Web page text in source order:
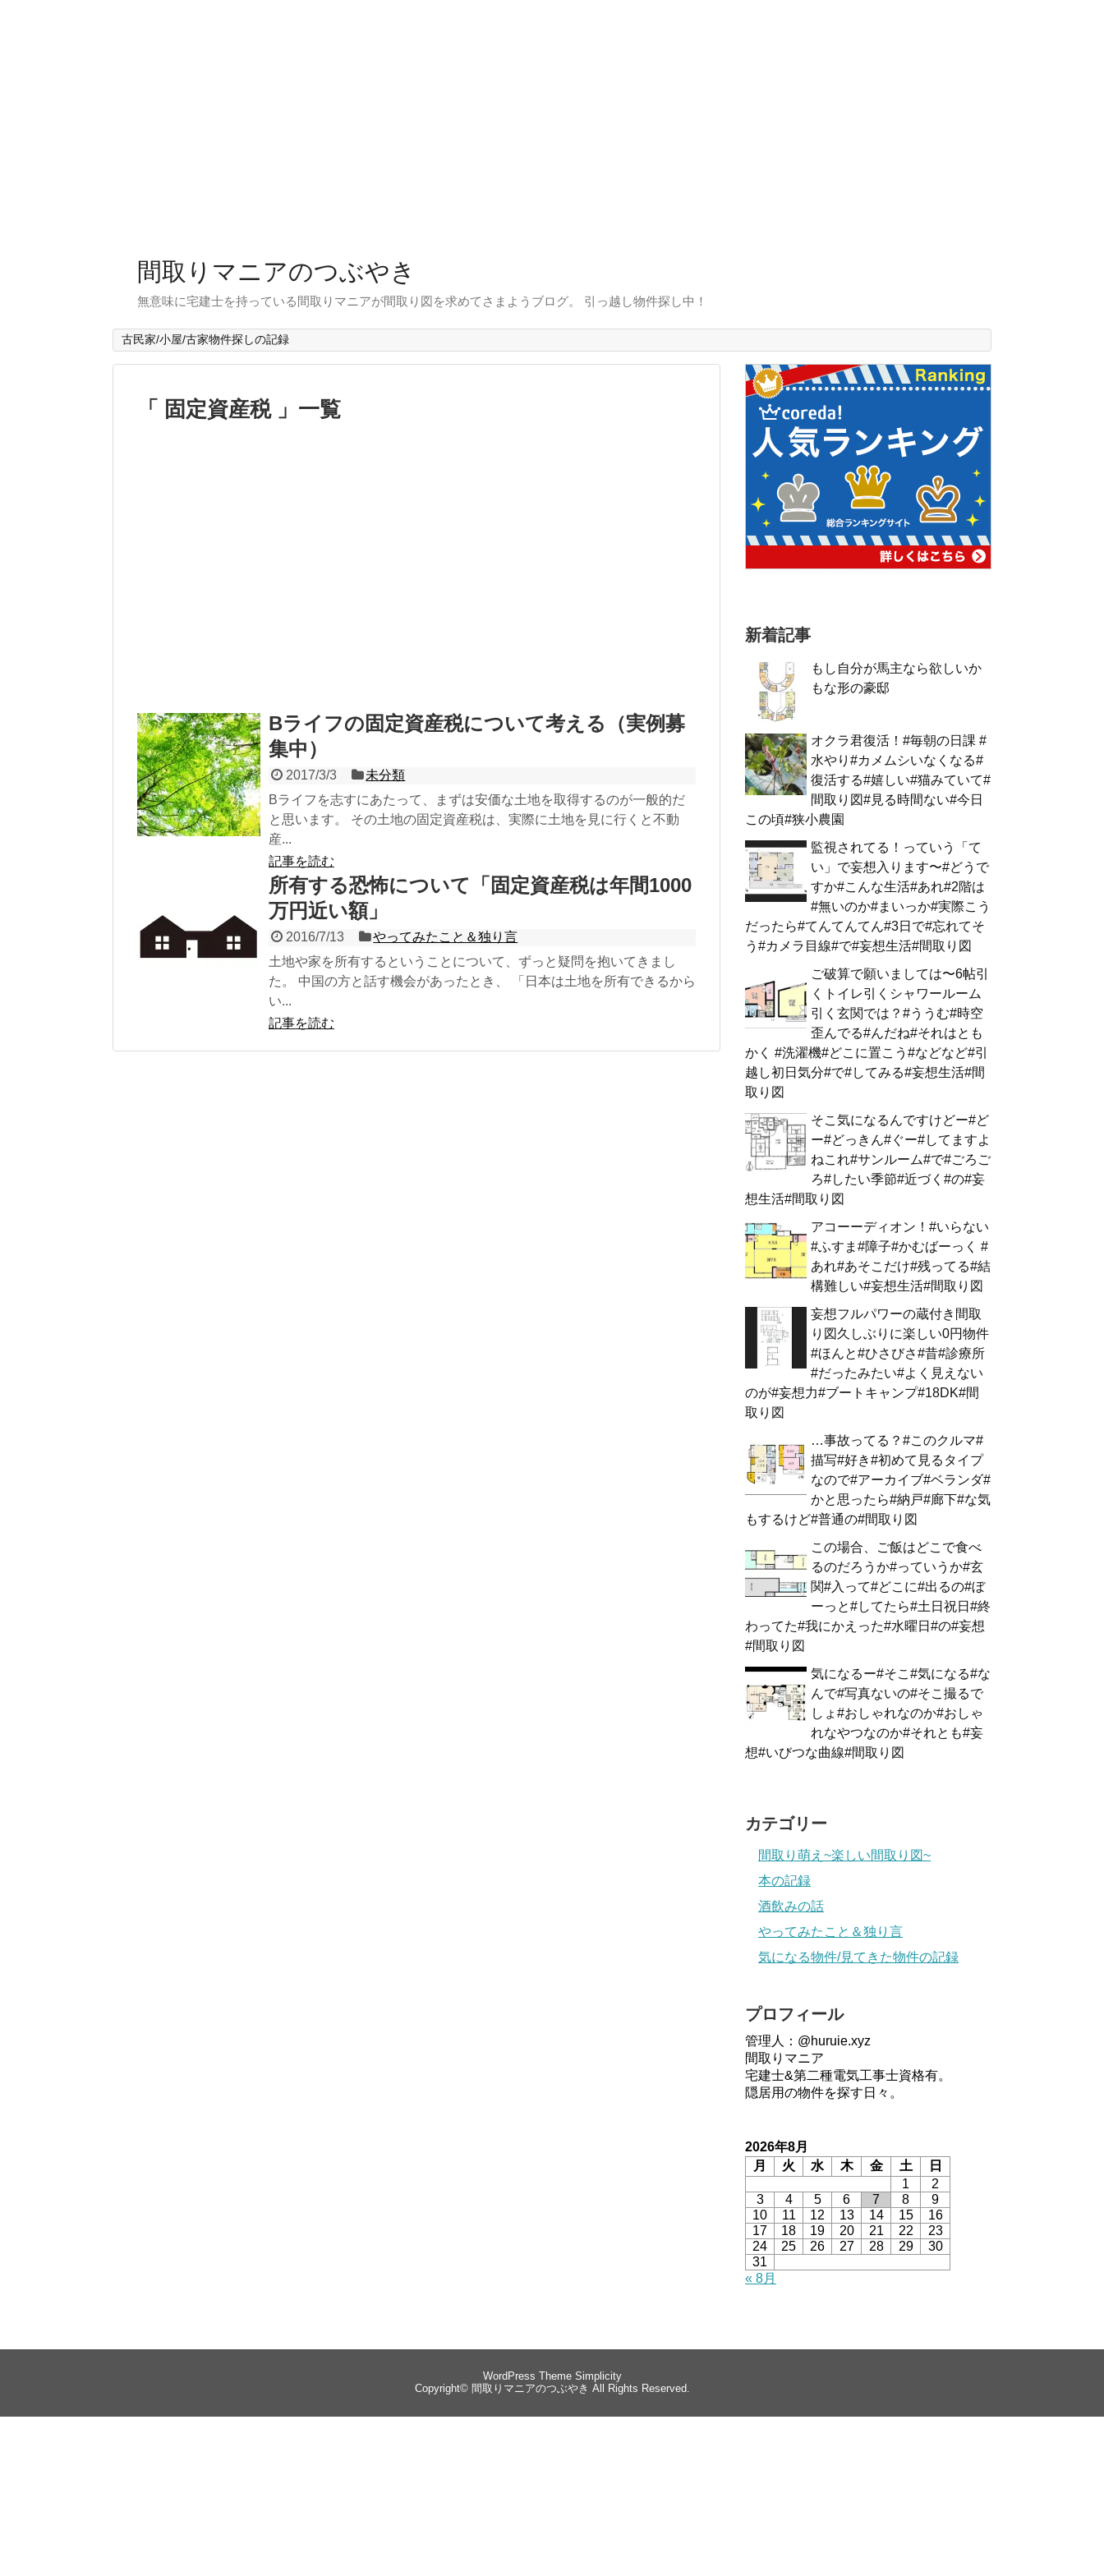
間取りマニアのつぶやき
無意味に宅建士を持っている間取りマニアが間取り図を求めてさまようブログ。 引っ越し物件探し中！
古民家/小屋/古家物件探しの記録
「 固定資産税 」一覧
Bライフの固定資産税について考える（実例募
集中）
2017/3/3
未分類
Bライフを志すにあたって、まずは安価な土地を取得するのが一般的だ
と思います。 その土地の固定資産税は、実際に土地を見に行くと不動
産...
記事を読む
所有する恐怖について「固定資産税は年間1000
万円近い額」
2016/7/13
やってみたこと＆独り言
土地や家を所有するということについて、ずっと疑問を抱いてきまし
た。 中国の方と話す機会があったとき、 「日本は土地を所有できるから
い...
記事を読む
新着記事
もし自分が馬主なら欲しいか
もな形の豪邸
オクラ君復活！#毎朝の日課 #
水やり#カメムシいなくなる#
復活する#嬉しい#猫みていて#
間取り図#見る時間ない#今日
この頃#狭小農園
監視されてる！っていう「て
い」で妄想入ります〜#どうで
すか#こんな生活#あれ#2階は
#無いのか#まいっか#実際こう
だったら#てんてんてん#3日で#忘れてそ
う#カメラ目線#で#妄想生活#間取り図
ご破算で願いましては〜6帖引
くトイレ引くシャワールーム
引く玄関では？#ううむ#時空
歪んでる#んだね#それはとも
かく #洗濯機#どこに置こう#などなど#引
越し初日気分#で#してみる#妄想生活#間
取り図
そこ気になるんですけどー#ど
ー#どっきん#ぐー#してますよ
ねこれ#サンルーム#で#ごろご
ろ#したい季節#近づく#の#妄
想生活#間取り図
アコーーディオン！#いらない
#ふすま#障子#かむばーっく #
あれ#あそこだけ#残ってる#結
構難しい#妄想生活#間取り図
妄想フルパワーの蔵付き間取
り図久しぶりに楽しい0円物件
#ほんと#ひさびさ#昔#診療所
#だったみたい#よく見えない
のが#妄想力#ブートキャンプ#18DK#間
取り図
…事故ってる？#このクルマ#
描写#好き#初めて見るタイプ
なので#アーカイブ#ベランダ#
かと思ったら#納戸#廊下#な気
もするけど#普通の#間取り図
この場合、ご飯はどこで食べ
るのだろうか#っていうか#玄
関#入って#どこに#出るの#ぼ
ーっと#してたら#土日祝日#終
わってた#我にかえった#水曜日#の#妄想
#間取り図
気になるー#そこ#気になる#な
んで#写真ないの#そこ撮るで
しょ#おしゃれなのか#おしゃ
れなやつなのか#それとも#妄
想#いびつな曲線#間取り図
カテゴリー
間取り萌え~楽しい間取り図~
本の記録
酒飲みの話
やってみたこと＆独り言
気になる物件/見てきた物件の記録
プロフィール
管理人：@huruie.xyz
間取りマニア
宅建士&第二種電気工事士資格有。
隠居用の物件を探す日々。
2026年8月
月
火 水 木 金 土
日
1
2
3
4 5 6 7 8
9
10
11 12 13 14 15
16
17
18 19 20 21 22
23
24
25 26 27 28 29
30
31
« 8月
WordPress Theme Simplicity
Copyright© 間取りマニアのつぶやき All Rights Reserved.